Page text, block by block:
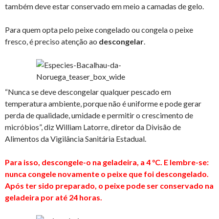
também deve estar conservado em meio a camadas de gelo.
Para quem opta pelo peixe congelado ou congela o peixe
fresco, é preciso atenção ao descongelar
“Nunca se deve descongelar qualquer pescado em
temperatura ambiente, porque não é uniforme e pode gerar
perda de qualidade, umidade e permitir o crescimento de
micróbios”, diz William Latorre, diretor da Divisão de
Alimentos da Vigilância Sanitária Estadual.
Para isso, descongele-o na geladeira, a 4 °C. E lembre-se:
nunca congele novamente o peixe que foi descongelado.
Após ter sido preparado, o peixe pode ser conservado na
geladeira por até 24 horas.